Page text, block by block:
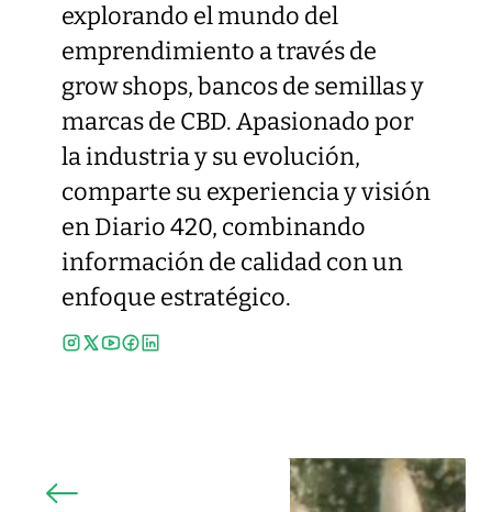
explorando el mundo del
emprendimiento a través de
grow shops, bancos de semillas y
marcas de CBD. Apasionado por
la industria y su evolución,
comparte su experiencia y visión
en Diario 420, combinando
información de calidad con un
enfoque estratégico.